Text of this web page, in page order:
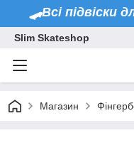
🛹Всі підвіски
Slim Skateshop
Магазин